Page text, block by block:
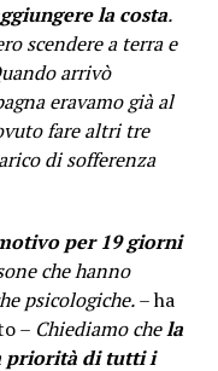
la costa.
scendere a terra e
arrivò
eravamo già al
fare altri tre
di sofferenza
per 19 giorni
che hanno
psicologiche.– ha
– Chiediamo chela
priorità di tutti i